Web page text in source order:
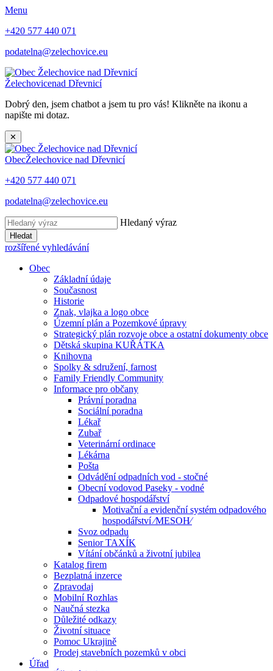
Menu
+420 577 440 071
podatelna@zelechovice.eu
Želechovicenad Dřevnicí
Dobrý den, jsem chatbot a jsem tu pro vás! Klikněte na ikonu a
napište mi dotaz.
✕
ObecŽelechovice nad Dřevnicí
+420 577 440 071
podatelna@zelechovice.eu
Hledaný výraz
Hledat
rozšířené vyhledávání
Obec
Základní údaje
Současnost
Historie
Znak, vlajka a logo obce
Územní plán a Pozemkové úpravy
Strategický plán rozvoje obce a ostatní dokumenty obce
Dětská skupina KUŘÁTKA
Knihovna
Spolky & sdružení, farnost
Family Friendly Community
Informace pro občany
Právní poradna
Sociální poradna
Lékař
Zubař
Veterinární ordinace
Lékárna
Pošta
Odvádění odpadních vod - stočné
Obecní vodovod Paseky - vodné
Odpadové hospodářství
Motivační a evidenční systém odpadového
hospodářství ⁄MESOH⁄
Svoz odpadu
Senior TAXÍK
Vítání občánků a životní jubilea
Katalog firem
Bezplatná inzerce
Zpravodaj
Mobilní Rozhlas
Naučná stezka
Důležité odkazy
Životní situace
Pomoc Ukrajině
Prodej stavebních pozemků v obci
Úřad